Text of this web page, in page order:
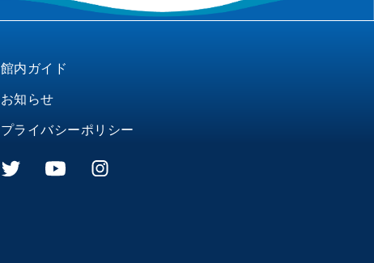
館内ガイド
お知らせ
プライバシーポリシー